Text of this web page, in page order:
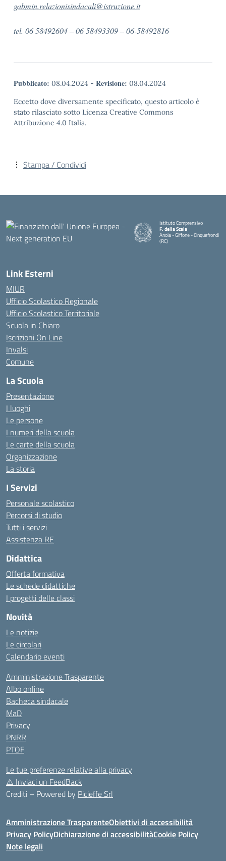
gabmin.relazionisindacali@istruzione.it
tel. 06 58492604 – 06 58493309 – 06-58492816
Pubblicato: 08.04.2024 - Revisione: 08.04.2024
Eccetto dove diversamente specificato, questo articolo è
stato rilasciato sotto Licenza Creative Commons
Attribuzione 4.0 Italia.
Stampa / Condividi
Istituto Comprensivo
F. della Scala
Anoia - Giffone - Cinquefrondi
(RC)
Link Esterni
MIUR
Ufficio Scolastico Regionale
Ufficio Scolastico Territoriale
Scuola in Chiaro
Iscrizioni On Line
Invalsi
Comune
La Scuola
Presentazione
I luoghi
Le persone
I numeri della scuola
Le carte della scuola
Organizzazione
La storia
I Servizi
Personale scolastico
Percorsi di studio
Tutti i servizi
Assistenza RE
Didattica
Offerta formativa
Le schede didattiche
I progetti delle classi
Novità
Le notizie
Le circolari
Calendario eventi
Amministrazione Trasparente
Albo online
Bacheca sindacale
MaD
Privacy
PNRR
PTOF
Le tue preferenze relative alla privacy
⚠️ Inviaci un FeedBack
Crediti – Powered by Picieffe Srl
Amministrazione TrasparenteObiettivi di accessibilità
Privacy PolicyDichiarazione di accessibilitàCookie Policy
Note legali